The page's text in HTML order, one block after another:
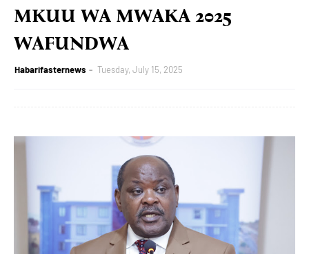
MKUU WA MWAKA 2025
WAFUNDWA
Habarifasternews Tuesday, July 15, 2025